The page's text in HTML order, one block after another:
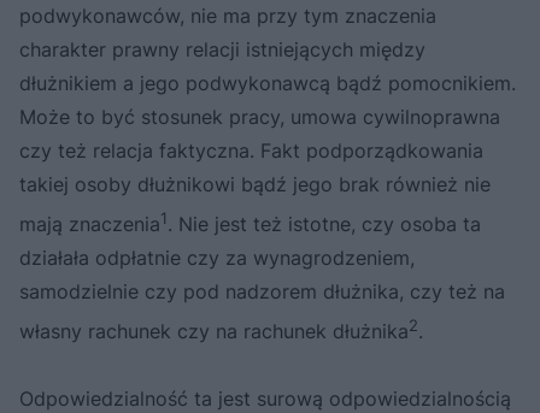
podwykonawców, nie ma przy tym znaczenia
charakter prawny relacji istniejących między
dłużnikiem a jego podwykonawcą bądź pomocnikiem.
Może to być stosunek pracy, umowa cywilnoprawna
czy też relacja faktyczna. Fakt podporządkowania
takiej osoby dłużnikowi bądź jego brak również nie
mają znaczenia1. Nie jest też istotne, czy osoba ta
działała odpłatnie czy za wynagrodzeniem,
samodzielnie czy pod nadzorem dłużnika, czy też na
własny rachunek czy na rachunek dłużnika2.
Odpowiedzialność ta jest surową odpowiedzialnością